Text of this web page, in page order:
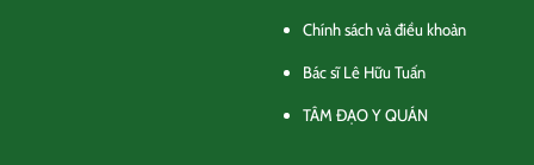
Chính sách và điều khoản
Bác sĩ Lê Hữu Tuấn
TÂM ĐẠO Y QUÁN